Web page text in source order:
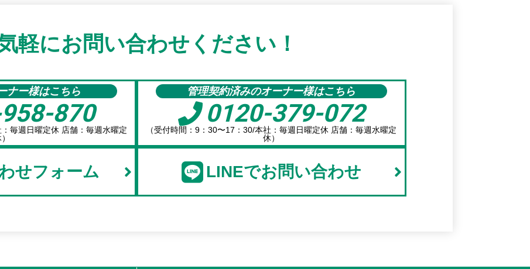
軽にお問い合わせください！
ナー様はこちら
870
毎週日曜定休 店舗：毎週水曜定
管理契約済みのオーナー様はこちら
0120-379-072
（受付時間：9：30〜17：30/本社：毎週日曜定休 店舗：毎週水曜定
休）
せフォーム LINEでお問い合わせ